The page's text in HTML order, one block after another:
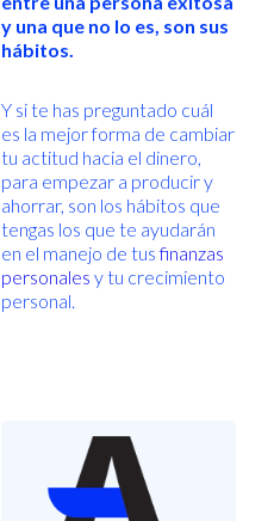
y una que no lo es, son sus
hábitos.
Y si te has preguntado cuál
es la mejor forma de cambiar
tu actitud hacia el dinero,
para empezar a producir y
ahorrar, son los hábitos que
tengas los que te ayudarán
en el manejo de tusfinanzas
personales y tu crecimiento
personal.